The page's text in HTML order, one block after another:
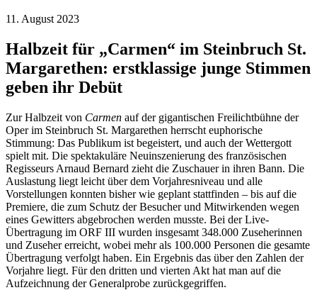
11. August 2023
Halbzeit für „Carmen“ im Steinbruch St.
Margarethen: erstklassige junge Stimmen
geben ihr Debüt
Zur Halbzeit von Carmen auf der gigantischen Freilichtbühne der
Oper im Steinbruch St. Margarethen herrscht euphorische
Stimmung: Das Publikum ist begeistert, und auch der Wettergott
spielt mit. Die spektakuläre Neuinszenierung des französischen
Regisseurs Arnaud Bernard zieht die Zuschauer in ihren Bann. Die
Auslastung liegt leicht über dem Vorjahresniveau und alle
Vorstellungen konnten bisher wie geplant stattfinden – bis auf die
Premiere, die zum Schutz der Besucher und Mitwirkenden wegen
eines Gewitters abgebrochen werden musste. Bei der Live-
Übertragung im ORF III wurden insgesamt 348.000 Zuseherinnen
und Zuseher erreicht, wobei mehr als 100.000 Personen die gesamte
Übertragung verfolgt haben. Ein Ergebnis das über den Zahlen der
Vorjahre liegt. Für den dritten und vierten Akt hat man auf die
Aufzeichnung der Generalprobe zurückgegriffen.